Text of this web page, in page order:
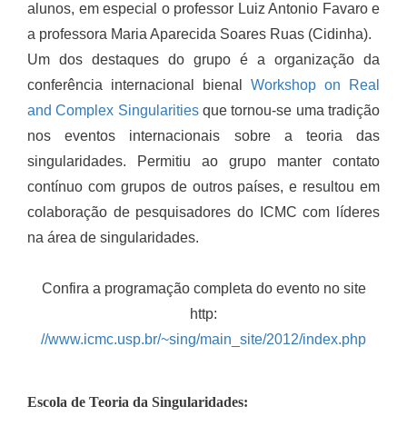
alunos, em especial o professor Luiz Antonio Favaro e
a professora Maria Aparecida Soares Ruas (Cidinha).
Um dos destaques do grupo é a organização da
conferência internacional bienal Workshop on Real
and Complex Singularitiesque tornou-se uma tradição
nos eventos internacionais sobre a teoria das
singularidades. Permitiu ao grupo manter contato
contínuo com grupos de outros países, e resultou em
colaboração de pesquisadores do ICMC com líderes
na área de singularidades.
Confira a programação completa do evento no site
http:
//www.icmc.usp.br/~sing/main_site/2012/index.php
Escola de Teoria da Singularidades: